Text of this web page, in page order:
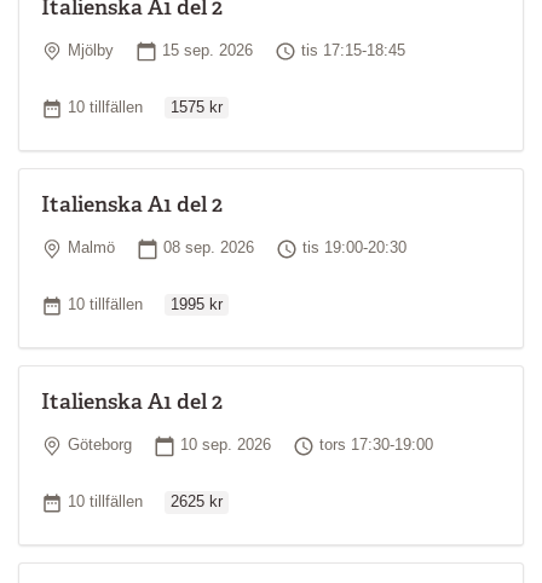
Italienska A1 del 2
Plats
Mjölby Startdatum
15 sep. 2026 Tid
tis 17:15-18:45
Antal tillfällen
10 tillfällen 1575 kr
Italienska A1 del 2
Plats
Malmö Startdatum
08 sep. 2026 Tid
tis 19:00-20:30
Antal tillfällen
10 tillfällen 1995 kr
Italienska A1 del 2
Plats
Göteborg Startdatum
10 sep. 2026 Tid
tors 17:30-19:00
Antal tillfällen
10 tillfällen 2625 kr